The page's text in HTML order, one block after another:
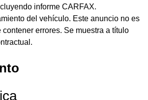
informe CARFAX.
del vehículo. Este anuncio no es
errores. Se muestra a título